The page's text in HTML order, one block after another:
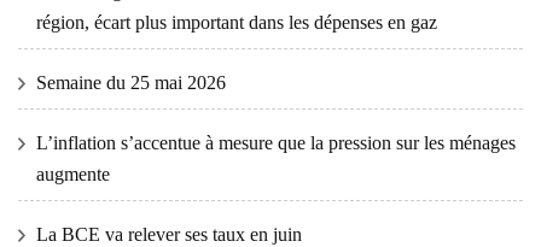
région, écart plus important dans les dépenses en gaz
Semaine du 25 mai 2026
L’inflation s’accentue à mesure que la pression sur les ménages
augmente
La BCE va relever ses taux en juin